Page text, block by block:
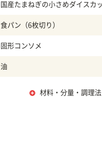
国産たまねぎの小さめダイスカ
食パン（6枚切り）
固形コンソメ
油
材料・分量・調理